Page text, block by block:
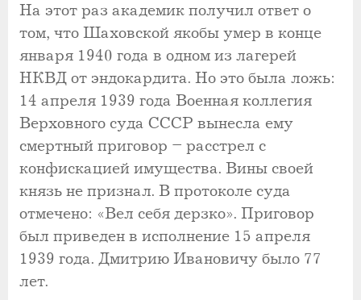
На этот раз академик получил ответ о
том, что Шаховской якобы умер в конце
января 1940 года в одном из лагерей
НКВД от эндокардита. Но это была ложь:
14 апреля 1939 года Военная коллегия
Верховного суда СССР вынесла ему
смертный приговор – расстрел с
конфискацией имущества. Вины своей
князь не признал. В протоколе суда
отмечено: «Вел себя дерзко». Приговор
был приведен в исполнение 15 апреля
1939 года. Дмитрию Ивановичу было 77
лет.